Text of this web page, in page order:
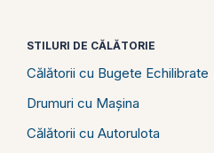
STILURI DE CĂLĂTORIE
Călătorii cu Bugete Echilibrate
Drumuri cu Mașina
Călătorii cu Autorulota